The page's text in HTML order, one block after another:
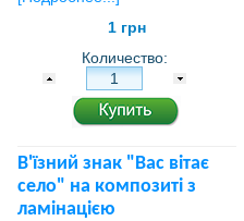
1 грн
Количество:
В'їзний знак "Вас вітає
село" на композиті з
ламінацією